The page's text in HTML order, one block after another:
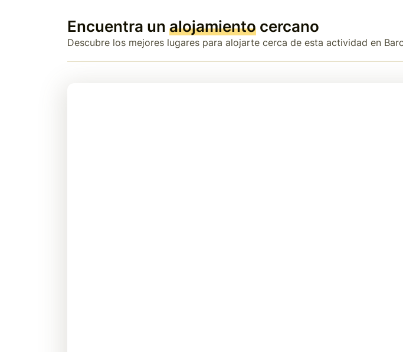
Encuentra un alojamiento cercano
Descubre los mejores lugares para alojarte cerca de esta actividad en